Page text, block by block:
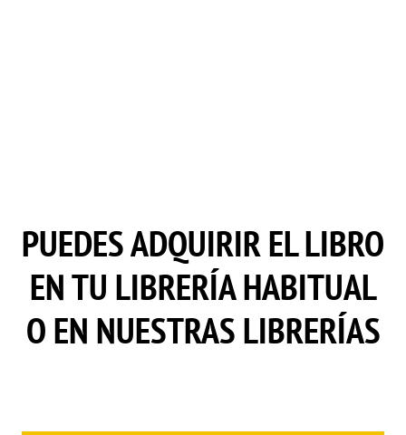
PUEDES ADQUIRIR EL LIBRO
EN TU LIBRERÍA HABITUAL
O EN NUESTRAS LIBRERÍAS